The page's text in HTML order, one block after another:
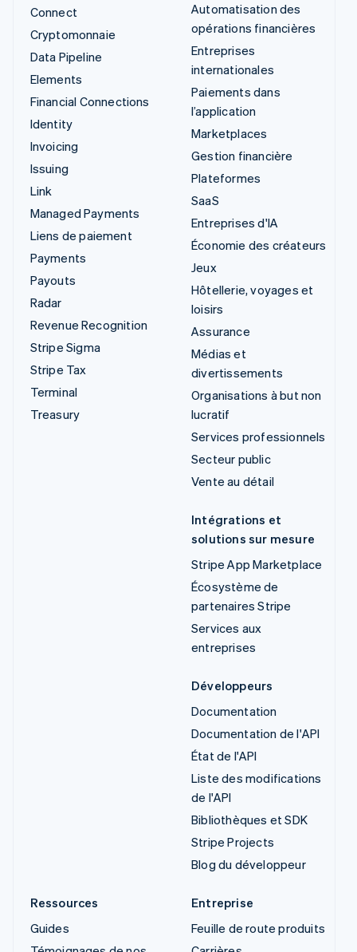
Connect
Cryptomonnaie
Data Pipeline
Elements
Financial Connections
Identity
Invoicing
Issuing
Link
Managed Payments
Liens de paiement
Payments
Payouts
Radar
Revenue Recognition
Stripe Sigma
Stripe Tax
Terminal
Treasury
Automatisation des
opérations financières
Entreprises
internationales
Paiements dans
l’application
Marketplaces
Gestion financière
Plateformes
SaaS
Entreprises d'IA
Économie des créateurs
Jeux
Hôtellerie, voyages et
loisirs
Assurance
Médias et
divertissements
Organisations à but non
lucratif
Services professionnels
Secteur public
Vente au détail
Intégrations et
solutions sur mesure
Stripe App Marketplace
Écosystème de
partenaires Stripe
Services aux
entreprises
Développeurs
Documentation
Documentation de l'API
État de l'API
Liste des modifications
de l'API
Bibliothèques et SDK
Stripe Projects
Blog du développeur
Ressources
Guides
Entreprise
Feuille de route produits